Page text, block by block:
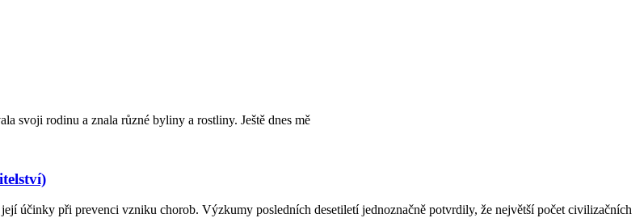
svoji rodinu a znala různé byliny a rostliny. Ještě dnes mě
účinky při prevenci vzniku chorob. Výzkumy posledních desetiletí jednoznačně potvrdily, že největší počet civilizačních